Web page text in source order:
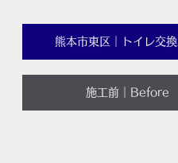
熊本市東区｜トイレ交
施工前｜Before